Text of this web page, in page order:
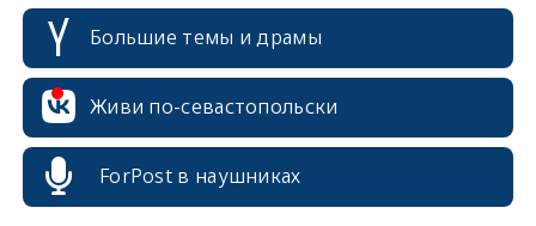
Большие темы и драмы
Живи по-севастопольски
ForPost в наушниках
erid: 2SDnjcrDNw6